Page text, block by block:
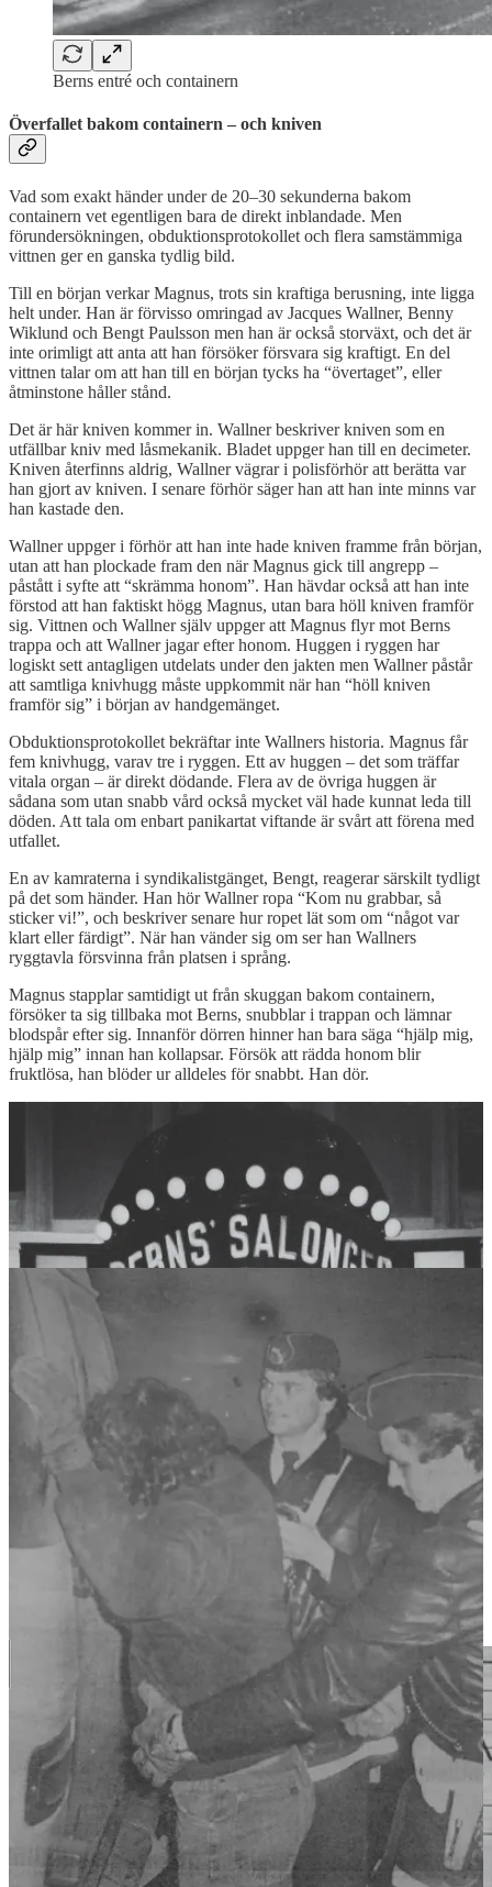
Berns entré och containern
Överfallet bakom containern – och kniven
Vad som exakt händer under de 20–30 sekunderna bakom
containern vet egentligen bara de direkt inblandade. Men
förundersökningen, obduktionsprotokollet och flera samstämmiga
vittnen ger en ganska tydlig bild.
Till en början verkar Magnus, trots sin kraftiga berusning, inte ligga
helt under. Han är förvisso omringad av Jacques Wallner, Benny
Wiklund och Bengt Paulsson men han är också storväxt, och det är
inte orimligt att anta att han försöker försvara sig kraftigt. En del
vittnen talar om att han till en början tycks ha “övertaget”, eller
åtminstone håller stånd.
Det är här kniven kommer in. Wallner beskriver kniven som en
utfällbar kniv med låsmekanik. Bladet uppger han till en decimeter.
Kniven återfinns aldrig, Wallner vägrar i polisförhör att berätta var
han gjort av kniven. I senare förhör säger han att han inte minns var
han kastade den.
Wallner uppger i förhör att han inte hade kniven framme från början,
utan att han plockade fram den när Magnus gick till angrepp –
påstått i syfte att “skrämma honom”. Han hävdar också att han inte
förstod att han faktiskt högg Magnus, utan bara höll kniven framför
sig. Vittnen och Wallner själv uppger att Magnus flyr mot Berns
trappa och att Wallner jagar efter honom. Huggen i ryggen har
logiskt sett antagligen utdelats under den jakten men Wallner påstår
att samtliga knivhugg måste uppkommit när han “höll kniven
framför sig” i början av handgemänget.
Obduktionsprotokollet bekräftar inte Wallners historia. Magnus får
fem knivhugg, varav tre i ryggen. Ett av huggen – det som träffar
vitala organ – är direkt dödande. Flera av de övriga huggen är
sådana som utan snabb vård också mycket väl hade kunnat leda till
döden. Att tala om enbart panikartat viftande är svårt att förena med
utfallet.
En av kamraterna i syndikalistgänget, Bengt, reagerar särskilt tydligt
på det som händer. Han hör Wallner ropa “Kom nu grabbar, så
sticker vi!”, och beskriver senare hur ropet lät som om “något var
klart eller färdigt”. När han vänder sig om ser han Wallners
ryggtavla försvinna från platsen i språng.
Magnus stapplar samtidigt ut från skuggan bakom containern,
försöker ta sig tillbaka mot Berns, snubblar i trappan och lämnar
blodspår efter sig. Innanför dörren hinner han bara säga “hjälp mig,
hjälp mig” innan han kollapsar. Försök att rädda honom blir
fruktlösa, han blöder ur alldeles för snabbt. Han dör.
Efter att Jacques Wallner flytt från mordplatsen så gör han sig av
med kniven och grips senare under natten av polisen. I polisförhör
säger han sig inte minnas var han gjort av mordvapnet men han
skissar upp en stilettliknande kniv med låsmekanism för polisen.
Timmarna efter mordet så testas Wallners nykterhet. Jacques
Wallner, 25, var alltså relativt nykter när han mördade Magnus.
Medelvärdet på 0,32 är något över gränsen för rattonykterhet och så
lågt att det inte förklarar ett brutalt våldsdåd eller varför han inte
minns var han gjorde av kniven.